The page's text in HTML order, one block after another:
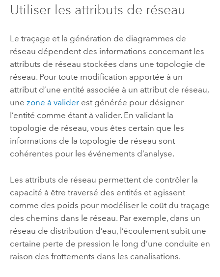
Utiliser les attributs de réseau
Le traçage et la génération de diagrammes de
réseau dépendent des informations concernant les
attributs de réseau stockées dans une topologie de
réseau. Pour toute modification apportée à un
attribut d’une entité associée à un attribut de réseau,
une zone à validerest générée pour désigner
l’entité comme étant à valider. En validant la
topologie de réseau, vous êtes certain que les
informations de la topologie de réseau sont
cohérentes pour les événements d’analyse.
Les attributs de réseau permettent de contrôler la
capacité à être traversé des entités et agissent
comme des poids pour modéliser le coût du traçage
des chemins dans le réseau. Par exemple, dans un
réseau de distribution d’eau, l’écoulement subit une
certaine perte de pression le long d’une conduite en
raison des frottements dans les canalisations.